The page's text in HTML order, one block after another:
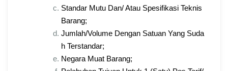
Standar Mutu Dan/ Atau Spesifikasi Teknis
Barang;
Jumlah/Volume Dengan Satuan Yang Suda
h Terstandar;
Negara Muat Barang;